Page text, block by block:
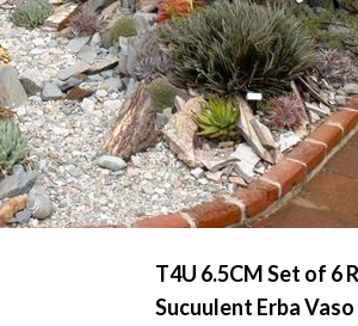
T4U 6.5CM Set of 6
Sucuulent Erba Vaso